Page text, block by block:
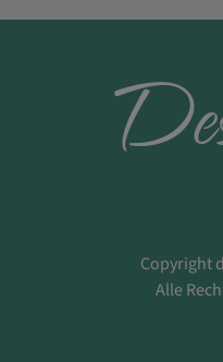
D
Copyright
Alle